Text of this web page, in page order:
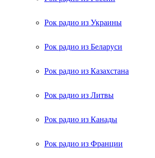
Рок радио из Украины
Рок радио из Беларуси
Рок радио из Казахстана
Рок радио из Литвы
Рок радио из Канады
Рок радио из Франции